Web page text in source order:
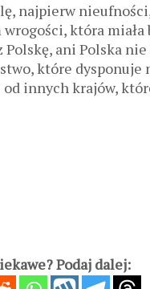
najpierw
która miała
ani Polska
które dysponuje
innych krajów,
Podaj dalej: